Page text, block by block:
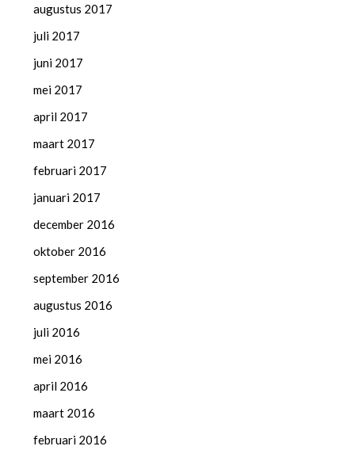
augustus 2017
juli 2017
juni 2017
mei 2017
april 2017
maart 2017
februari 2017
januari 2017
december 2016
oktober 2016
september 2016
augustus 2016
juli 2016
mei 2016
april 2016
maart 2016
februari 2016